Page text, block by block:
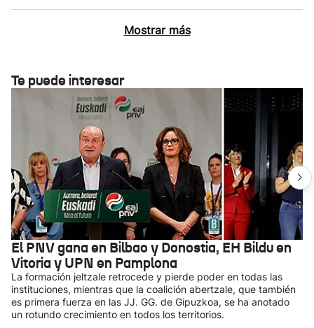
Mostrar más
Te puede interesar
El PNV gana en Bilbao y Donostia, EH Bildu en
Vitoria y UPN en Pamplona
La formación jeltzale retrocede y pierde poder en todas las
instituciones, mientras que la coalición abertzale, que también
es primera fuerza en las JJ. GG. de Gipuzkoa, se ha anotado
un rotundo crecimiento en todos los territorios.